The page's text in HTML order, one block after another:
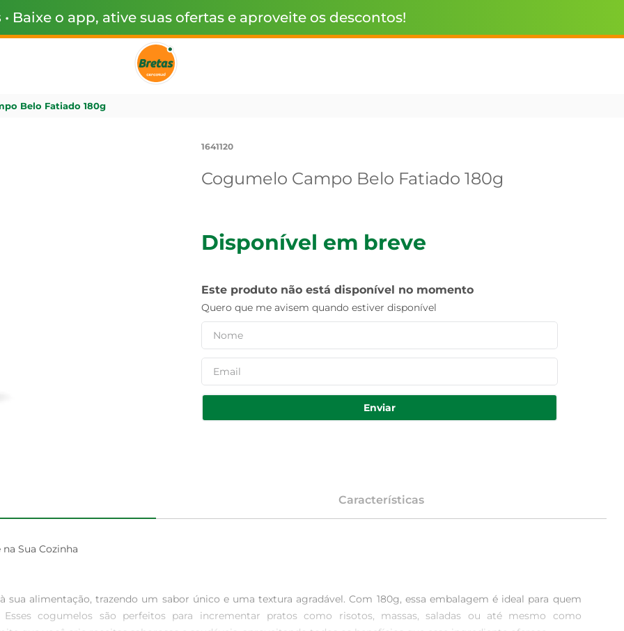
• Baixe o app, ative suas ofertas e aproveite os descontos!
Belo Fatiado 180g
1641120
Cogumelo Campo Belo Fatiado 180g
Disponível em breve
Este produto não está disponível no momento
Quero que me avisem quando estiver disponível
Enviar
Características
Sua Cozinha
alimentação, trazendo um sabor único e uma textura agradável. Com 180g, essa embalagem é ideal para quem
cogumelos são perfeitos para incrementar pratos como risotos, massas, saladas ou até mesmo como